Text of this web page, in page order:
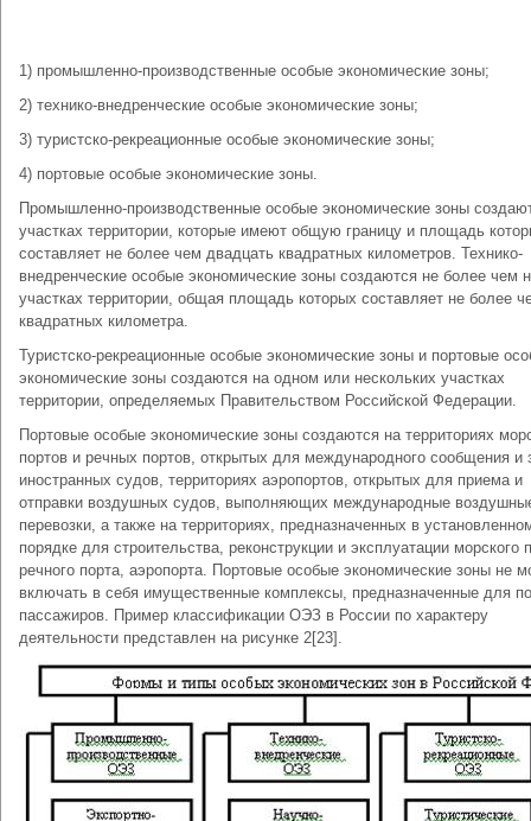
1) промышленно-производственные особые экономические зоны;
2) технико-внедренческие особые экономические зоны;
3) туристско-рекреационные особые экономические зоны;
4) портовые особые экономические зоны.
Промышленно-производственные особые экономические зоны
участках территории, которые имеют общую границу и площадь
составляет не более чем двадцать квадратных километров. Технико-
внедренческие особые экономические зоны создаются не более чем
участках территории, общая площадь которых составляет не более
квадратных километра.
Туристско-рекреационные особые экономические зоны и портовые
экономические зоны создаются на одном или нескольких участках
территории, определяемых Правительством Российской Федерации.
Портовые особые экономические зоны создаются на территориях
портов и речных портов, открытых для международного сообщения и
иностранных судов, территориях аэропортов, открытых для приема и
отправки воздушных судов, выполняющих международные
перевозки, а также на территориях, предназначенных в
порядке для строительства, реконструкции и эксплуатации морского
речного порта, аэропорта. Портовые особые экономические зоны не
включать в себя имущественные комплексы, предназначенные для
пассажиров. Пример классификации ОЭЗ в России по характеру
деятельности представлен на рисунке 2[23].